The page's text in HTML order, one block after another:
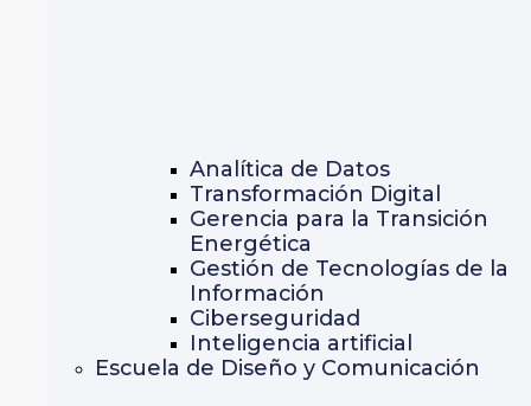
Analítica de Datos
Transformación Digital
Gerencia para la Transición
Energética
Gestión de Tecnologías de la
Información
Ciberseguridad
Inteligencia artificial
Escuela de Diseño y Comunicación